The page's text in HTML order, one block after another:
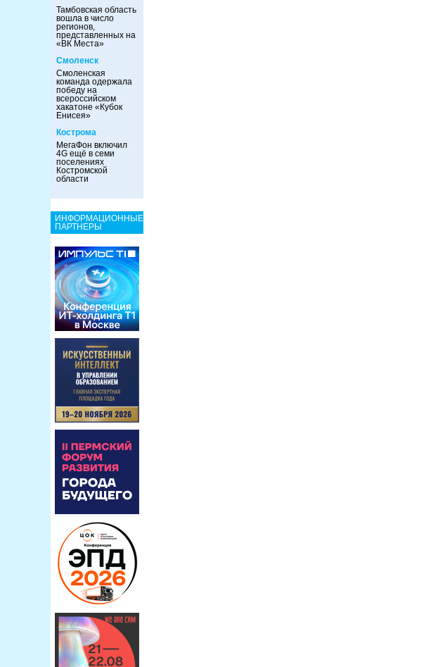
Тамбовская область
вошла в число
регионов,
представленных на
«ВК Места»
Смоленск
Смоленская
команда одержала
победу на
всероссийском
хакатоне «Кубок
Енисея»
Кострома
МегаФон включил
4G ещё в семи
поселениях
Костромской
области
ИНФОРМАЦИОННЫЕ
ПАРТНЕРЫ